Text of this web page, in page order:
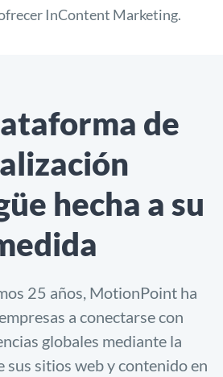
InContent Marketing.
de
hecha a su
25 años, MotionPoint ha
a conectarse con
globales mediante la
sitios web y contenido en